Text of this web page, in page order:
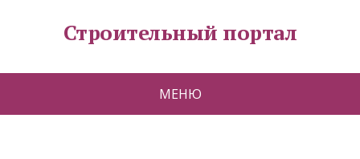
Строительный портал
МЕНЮ